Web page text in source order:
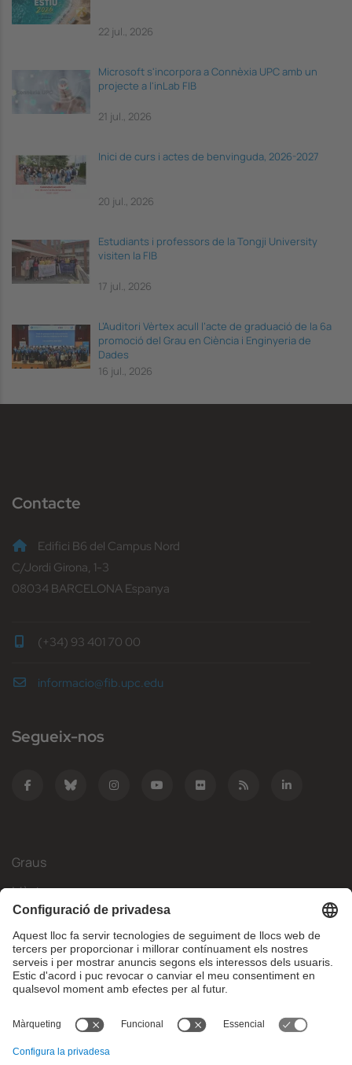
22 jul., 2026
Microsoft s'incorpora a Connèxia UPC amb un
projecte a l'inLab FIB
21 jul., 2026
Inici de curs i actes de benvinguda, 2026-2027
20 jul., 2026
Estudiants i professors de la Tongji University
visiten la FIB
17 jul., 2026
L’Auditori Vèrtex acull l’acte de graduació de la 6a
promoció del Grau en Ciència i Enginyeria de
Dades
16 jul., 2026
Contacte
Edifici B6 del Campus Nord
C/Jordi Girona, 1-3
08034 BARCELONA Espanya
(+34) 93 401 70 00
informacio@fib.upc.edu
Segueix-nos
Graus
Màsters
Mobilitat Internacional
Recerca
Empresa
Què necessites?